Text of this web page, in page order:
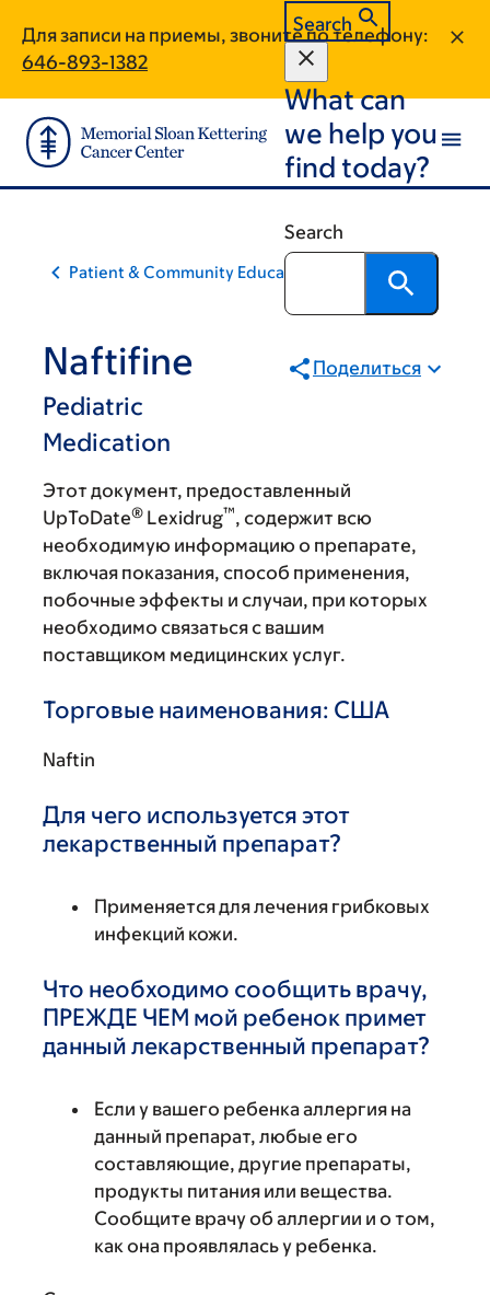
main
content
footer
Для записи на приемы, звоните по телефону:
646-893-1382
Search
What can
we help you
find today?
Search
Patient & Community Education
Naftifine
Pediatric
Medication
Поделиться
Этот документ, предоставленный
UpToDate® Lexidrug™, содержит всю
необходимую информацию о препарате,
включая показания, способ применения,
побочные эффекты и случаи, при которых
необходимо связаться с вашим
поставщиком медицинских услуг.
Торговые наименования: США
Naftin
Для чего используется этот
лекарственный препарат?
Применяется для лечения грибковых
инфекций кожи.
Что необходимо сообщить врачу,
ПРЕЖДЕ ЧЕМ мой ребенок примет
данный лекарственный препарат?
Если у вашего ребенка аллергия на
данный препарат, любые его
составляющие, другие препараты,
продукты питания или вещества.
Сообщите врачу об аллергии и о том,
как она проявлялась у ребенка.